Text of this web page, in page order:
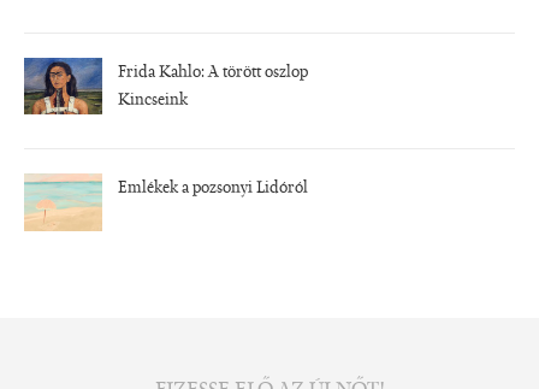
Frida Kahlo: A törött oszlop
Kincseink
Emlékek a pozsonyi Lidóról